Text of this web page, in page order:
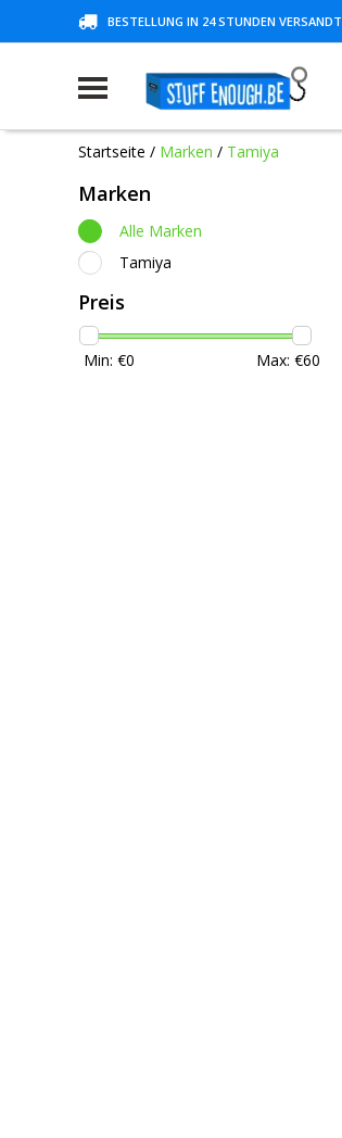
BESTELLUNG IN 24 STUNDEN VERSANDT
Startseite / Marken / Tamiya
Marken
Alle Marken
Tamiya
Preis
Min: €0 Max: €60